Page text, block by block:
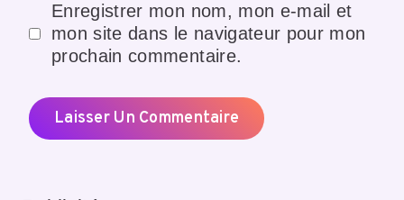
Enregistrer mon nom, mon e-mail et
mon site dans le navigateur pour mon
prochain commentaire.